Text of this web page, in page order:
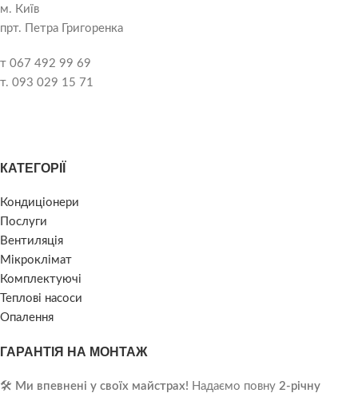
м. Київ
прт. Петра Григоренка
т 067 492 99 69
т. 093 029 15 71
КАТЕГОРІЇ
Кондиціонери
Послуги
Вентиляція
Мікроклімат
Комплектуючі
Теплові насоси
Опалення
ГАРАНТІЯ НА МОНТАЖ
🛠️ Ми впевнені у своїх майстрах! Надаємо повну 2-річну